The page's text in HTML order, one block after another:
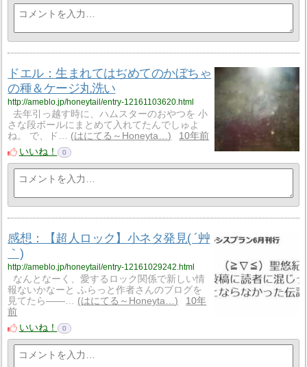
ドエル：生まれてはぢめてのかぼちゃ
の種＆ケージ丸洗い
http://ameblo.jp/honeytail/entry-12161103620.html
去年引っ越す時に、ハムスターのおやつを 小
さな段ボールにまとめて入れてたんでしゅよ
ね。 で、ド…
はにてる～Honeyta…
10年前
いいね！
0
感想：【超人ロック】小ネタ発見( ´艸
｀)
http://ameblo.jp/honeytail/entry-12161029242.html
なんとなーく、愛するロック関係で新しい情
報ないかなーと ふらっと作者さんのブログを
見てたら――…
はにてる～Honeyta…
10年
前
いいね！
0